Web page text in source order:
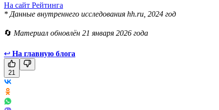
На сайт Рейтинга
* Данные внутреннего исследования hh.ru, 2024 год
🔄 Материал обновлён 21 января 2026 года
↩ На главную блога
21